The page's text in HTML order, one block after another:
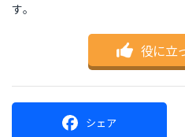
す。
役に立
シェア